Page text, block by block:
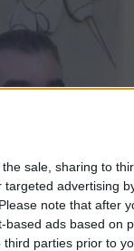
sale, sharing to
advertising
note that after
based ads based on
third parties prior to